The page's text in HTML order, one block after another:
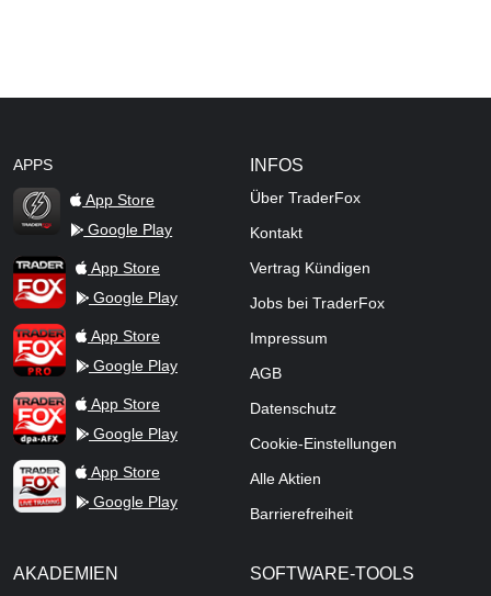
APPS
TraderFox Flash
App Store
Google Play
TraderFox AppApp Store
Google Play
TraderFox ProApp Store
Google Play
TraderFox dpa-AFX ProFeed
App Store
Google Play
TraderFox Live Trading
App Store
Google Play
INFOS
Über TraderFox
Kontakt
Vertrag Kündigen
Jobs bei TraderFox
Impressum
AGB
Datenschutz
Cookie-Einstellungen
Alle Aktien
Barrierefreiheit
AKADEMIEN SOFTWARE-TOOLS